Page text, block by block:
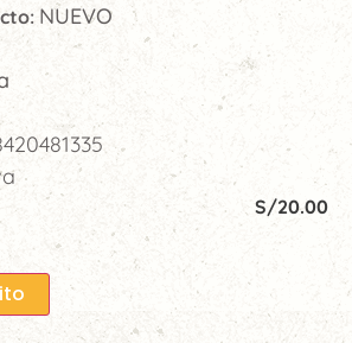
NUEVO
S/20.00